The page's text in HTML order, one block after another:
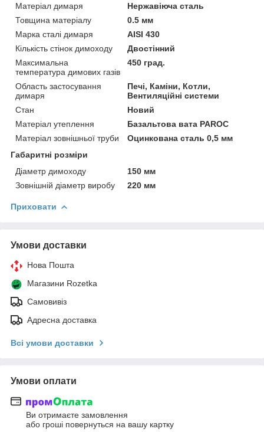
Матеріал димаря
Нержавіюча сталь
Товщина матеріалу
0.5 мм
Марка сталі димаря
AISI 430
Кількість стінок димоходу
Двостінний
Максимальна
температура димових газів
450 град.
Область застосування
димаря
Печі, Каміни, Котли,
Вентиляційні системи
Стан
Новий
Матеріал утеплення
Базальтова вата PAROC
Матеріал зовнішньої труби
Оцинкована сталь 0,5 мм
Габаритні розміри
Діаметр димоходу
150 мм
Зовнішній діаметр виробу
220 мм
Приховати
Умови доставки
Нова Пошта
Магазини Rozetka
Самовивіз
Адресна доставка
Всі умови доставки
Умови оплати
Ви отримаєте замовлення
або гроші повернуться на вашу картку